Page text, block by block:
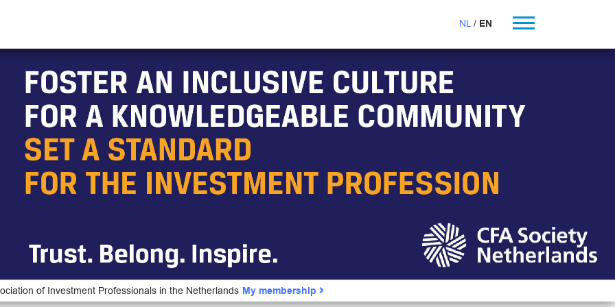
NL EN
of Investment Professionals in the Netherlands My membership